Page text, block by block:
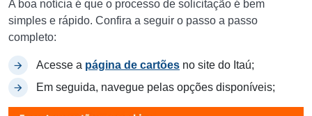
A boa notícia é que o processo de solicitação é bem
simples e rápido. Confira a seguir o passo a passo
completo:
Acesse a página de cartões no site do Itaú;
Em seguida, navegue pelas opções disponíveis;